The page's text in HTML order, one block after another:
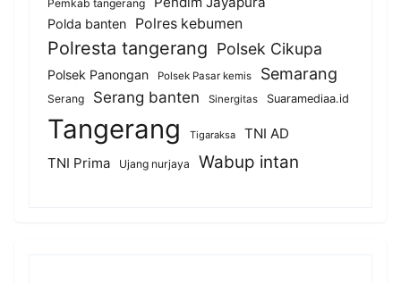
Pemkab tangerang
Polda banten Polres kebumen
Polresta tangerang Polsek Cikupa
Polsek Panongan Polsek Pasar kemis Semarang
Serang Serang banten Sinergitas Suaramediaa.id
Tangerang Tigaraksa
TNI AD
TNI Prima
Ujang nurjaya Wabup intan